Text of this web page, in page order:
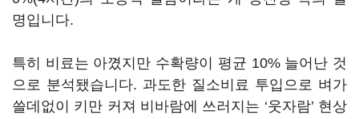
명입니다.
특히 비료는 아꼈지만 수확량이 평균 10% 늘어난 것
으로 분석됐습니다. 과도한 질소비료 투입으로 벼가
쓸데없이 키만 커져 비바람에 쓰러지는 ‘웃자람’ 현상